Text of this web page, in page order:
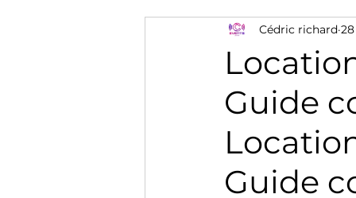
Guide
Cédric richard
Guide